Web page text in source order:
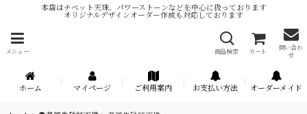
本店はチベット天珠、パワーストーンなどを中心に扱っております
オリジナルデザインオーダー作成も対応しております
メニュー 商品検索 カート
問い合わ
せ
ホーム マイページ ご利用案内 お支払い方法 オーダーメイド